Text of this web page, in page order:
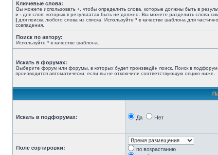
Ключевые слова:
Вы можете использовать + , чтобы определить слова, которые должны быть в
и - для слов, которых в результатах быть не должно. Вы можете разделить слова
| для поиска любого слова из списка. Используйте * в качестве шаблона для
совпадения.
Поиск по автору:
Используйте * в качестве шаблона.
Искать в форумах:
Выберите форум или форумы, в которых будет произведён поиск. Поиск в
производится автоматически, если вы не отключили соответствующую опцию ниже.
Искать в подфорумах: Да Нет
Поле сортировки:
по возрастанию